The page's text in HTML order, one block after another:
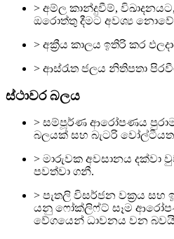
> අම්ල කාන්දුවීම්,
ඔරොත්තු දීමට අවශ්‍ය
> අක්‍රීය කාලය ඉතිරි කර
> ආස්රැත ජලය නිතිපතා
ස්ථාවර බලය
> සම්පූර්ණ ආරෝපණය පුරාම
බලයක් සහ බැටරි
> මාරුවක අවසානය දක්වා
පවත්වා ගනී.
> පැතලි විසර්ජන වක්‍රය සහ
යනු ෆෝක්ලිෆ්ට් සෑම
වේගයෙන් ධාවනය වන